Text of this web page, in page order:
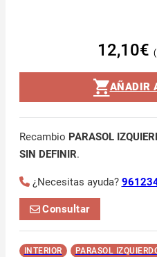
12,10€
AÑADIR
Recambio PARASOL
SIN DEFINIR.
¿Necesitas ayuda?
Consultar
INTERIOR PARASOL